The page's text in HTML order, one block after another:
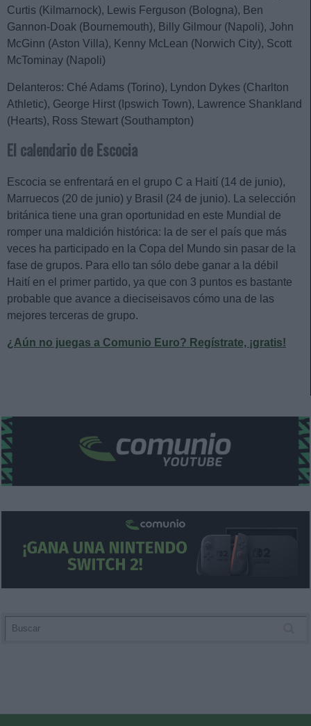
Curtis (Kilmarnock), Lewis Ferguson (Bologna), Ben
Gannon-Doak (Bournemouth), Billy Gilmour (Napoli), John
McGinn (Aston Villa), Kenny McLean (Norwich City), Scott
McTominay (Napoli)
Delanteros: Ché Adams (Torino), Lyndon Dykes (Charlton
Athletic), George Hirst (Ipswich Town), Lawrence Shankland
(Hearts), Ross Stewart (Southampton)
El calendario de Escocia
Escocia se enfrentará en el grupo C a Haití (14 de junio),
Marruecos (20 de junio) y Brasil (24 de junio). La selección
británica tiene una gran oportunidad en este Mundial de
romper una maldición histórica: la de ser el país que más
veces ha participado en la Copa del Mundo sin pasar de la
fase de grupos. Para ello tan sólo debe ganar a la débil
Haití en el primer partido, ya que con 3 puntos es bastante
probable que avance a dieciseisavos cómo una de las
mejores terceras de grupo.
¿Aún no juegas a Comunio Euro? Regístrate, ¡gratis!